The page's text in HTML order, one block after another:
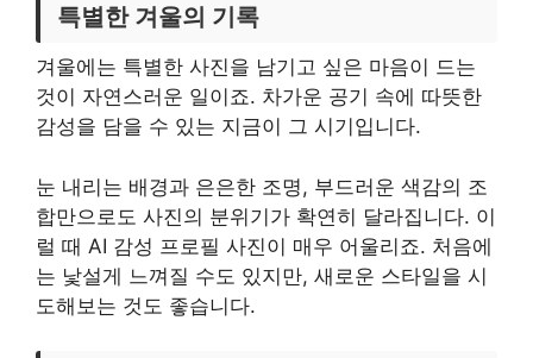
특별한 겨울의 기록
겨울에는 특별한 사진을 남기고 싶은 마음이 드는
것이 자연스러운 일이죠. 차가운 공기 속에 따뜻한
감성을 담을 수 있는 지금이 그 시기입니다.
눈 내리는 배경과 은은한 조명, 부드러운 색감의 조
합만으로도 사진의 분위기가 확연히 달라집니다. 이
럴 때 AI 감성 프로필 사진이 매우 어울리죠. 처음에
는 낯설게 느껴질 수도 있지만, 새로운 스타일을 시
도해보는 것도 좋습니다.